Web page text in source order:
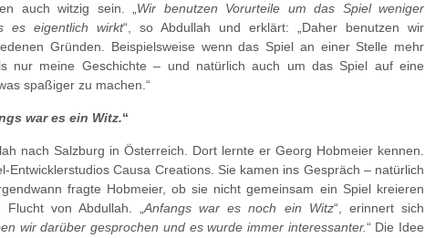
auch witzig sein. „Wir benutzen Vorurteile um das Spiel weniger
es eigentlich wirkt“, so Abdullah und erklärt: „Daher benutzen wir
Gründen. Beispielsweise wenn das Spiel an einer Stelle mehr
nur meine Geschichte – und natürlich auch um das Spiel auf eine
spaßiger zu machen.“
war es ein Witz.“
nach Salzburg in Österreich. Dort lernte er Georg Hobmeier kennen.
Entwicklerstudios Causa Creations. Sie kamen ins Gespräch – natürlich
fragte Hobmeier, ob sie nicht gemeinsam ein Spiel kreieren
von Abdullah. „Anfangs war es noch ein Witz“, erinnert sich
wir darüber gesprochen und es wurde immer interessanter.“ Die Idee